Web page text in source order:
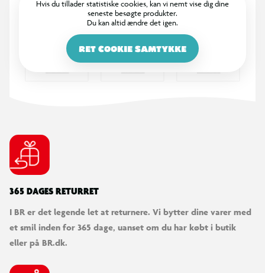
Velegnet til tegning og farvelægning
Egnet til skole og kreativ brug
Hvis du tillader statistiske cookies, kan vi nemt vise dig dine
seneste besøgte produkter.
Du kan altid ændre det igen.
RET COOKIE SAMTYKKE
365 DAGES RETURRET
I BR er det legende let at returnere. Vi bytter dine varer med
et smil inden for 365 dage, uanset om du har købt i butik
eller på BR.dk.